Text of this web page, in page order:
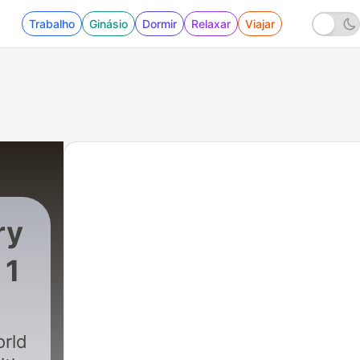
Trabalho Ginásio Dormir Relaxar Viajar